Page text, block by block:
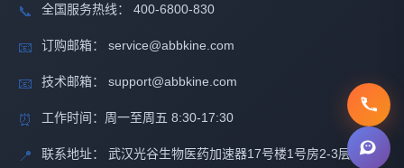
📞 全国服务热线： 400-6800-830
📧 订购邮箱： service@abbkine.com
📧 技术邮箱： support@abbkine.com
⏰ 工作时间：周一至周五 8:30-17:30
📍 联系地址： 武汉光谷生物医药加速器17号楼1号房2-3层